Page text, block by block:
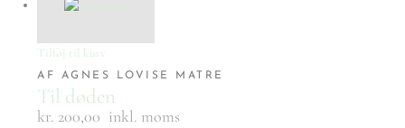
Tilføj til kurv
AF AGNES LOVISE MATRE
Til døden
kr. 200,00 inkl. moms